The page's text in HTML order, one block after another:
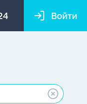
Войти